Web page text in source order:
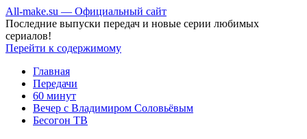
All-make.su — Официальный сайт
Последние выпуски передач и новые серии любимых
сериалов!
Перейти к содержимому
Главная
Передачи
60 минут
Вечер с Владимиром Соловьёвым
Бесогон ТВ